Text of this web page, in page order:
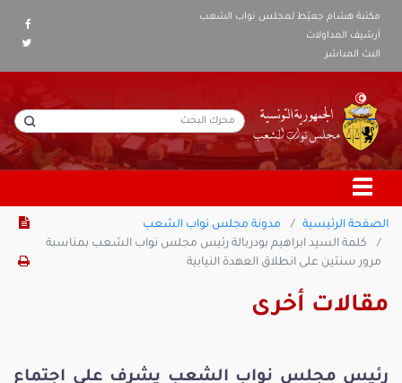
مكتبة هشام جعيّط لمجلس نواب الشعب
أرشيف المداولات
البث المباشر
الصفحة الرئيسية
مدونة مجلس نواب الشعب
كلمة السيد ابراهيم بودربالة رئيس مجلس نواب الشعب بمناسبة
مرور سنتين على انطلاق العهدة النيابية
مقالات أخرى
رئيس مجلس نواب الشعب يشرف على اجتماع